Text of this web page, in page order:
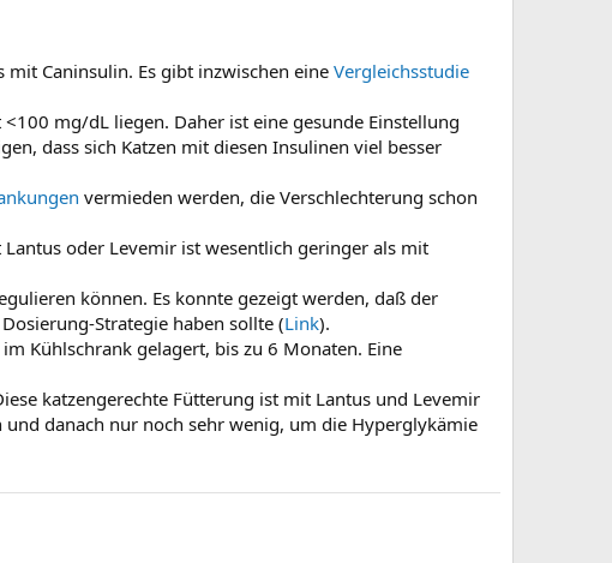
mit Caninsulin. Es gibt inzwischen eine Vergleichsstudie
mg/dL liegen. Daher ist eine gesunde Einstellung
dass sich Katzen mit diesen Insulinen viel besser
vermieden werden, die Verschlechterung schon
oder Levemir ist wesentlich geringer als mit
können. Es konnte gezeigt werden, daß der
Strategie haben sollte (Link).
Kühlschrank gelagert, bis zu 6 Monaten. Eine
katzengerechte Fütterung ist mit Lantus und Levemir
danach nur noch sehr wenig, um die Hyperglykämie